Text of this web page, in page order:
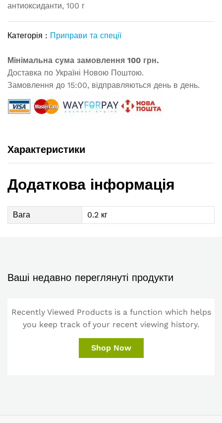
антиоксиданти, 100 г
Категорія : Приправи та спеції
Мінімальна сума замовлення 100 грн.
Доставка по Україні Новою Поштою.
Замовлення до 15:00, відправляються день в день.
Характеристики
Додаткова інформація
Вага 0.2 кг
Ваші недавно переглянуті продукти
Recently Viewed Products is a function which helps
you keep track of your recent viewing history.
Shop Now